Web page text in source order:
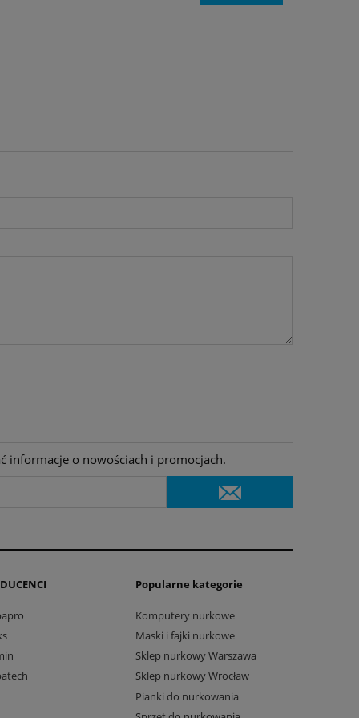
informacje o nowościach i promocjach.
Popularne kategorie
Komputery nurkowe
Maski i fajki nurkowe
Sklep nurkowy Warszawa
Sklep nurkowy Wrocław
Pianki do nurkowania